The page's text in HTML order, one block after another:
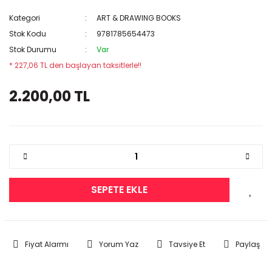
Kategori
ART & DRAWING BOOKS
Stok Kodu
9781785654473
Stok Durumu
Var
* 227,06 TL den başlayan taksitlerle!!
2.200,00 TL
SEPETE EKLE
Fiyat Alarmı Yorum Yaz Tavsiye Et Paylaş